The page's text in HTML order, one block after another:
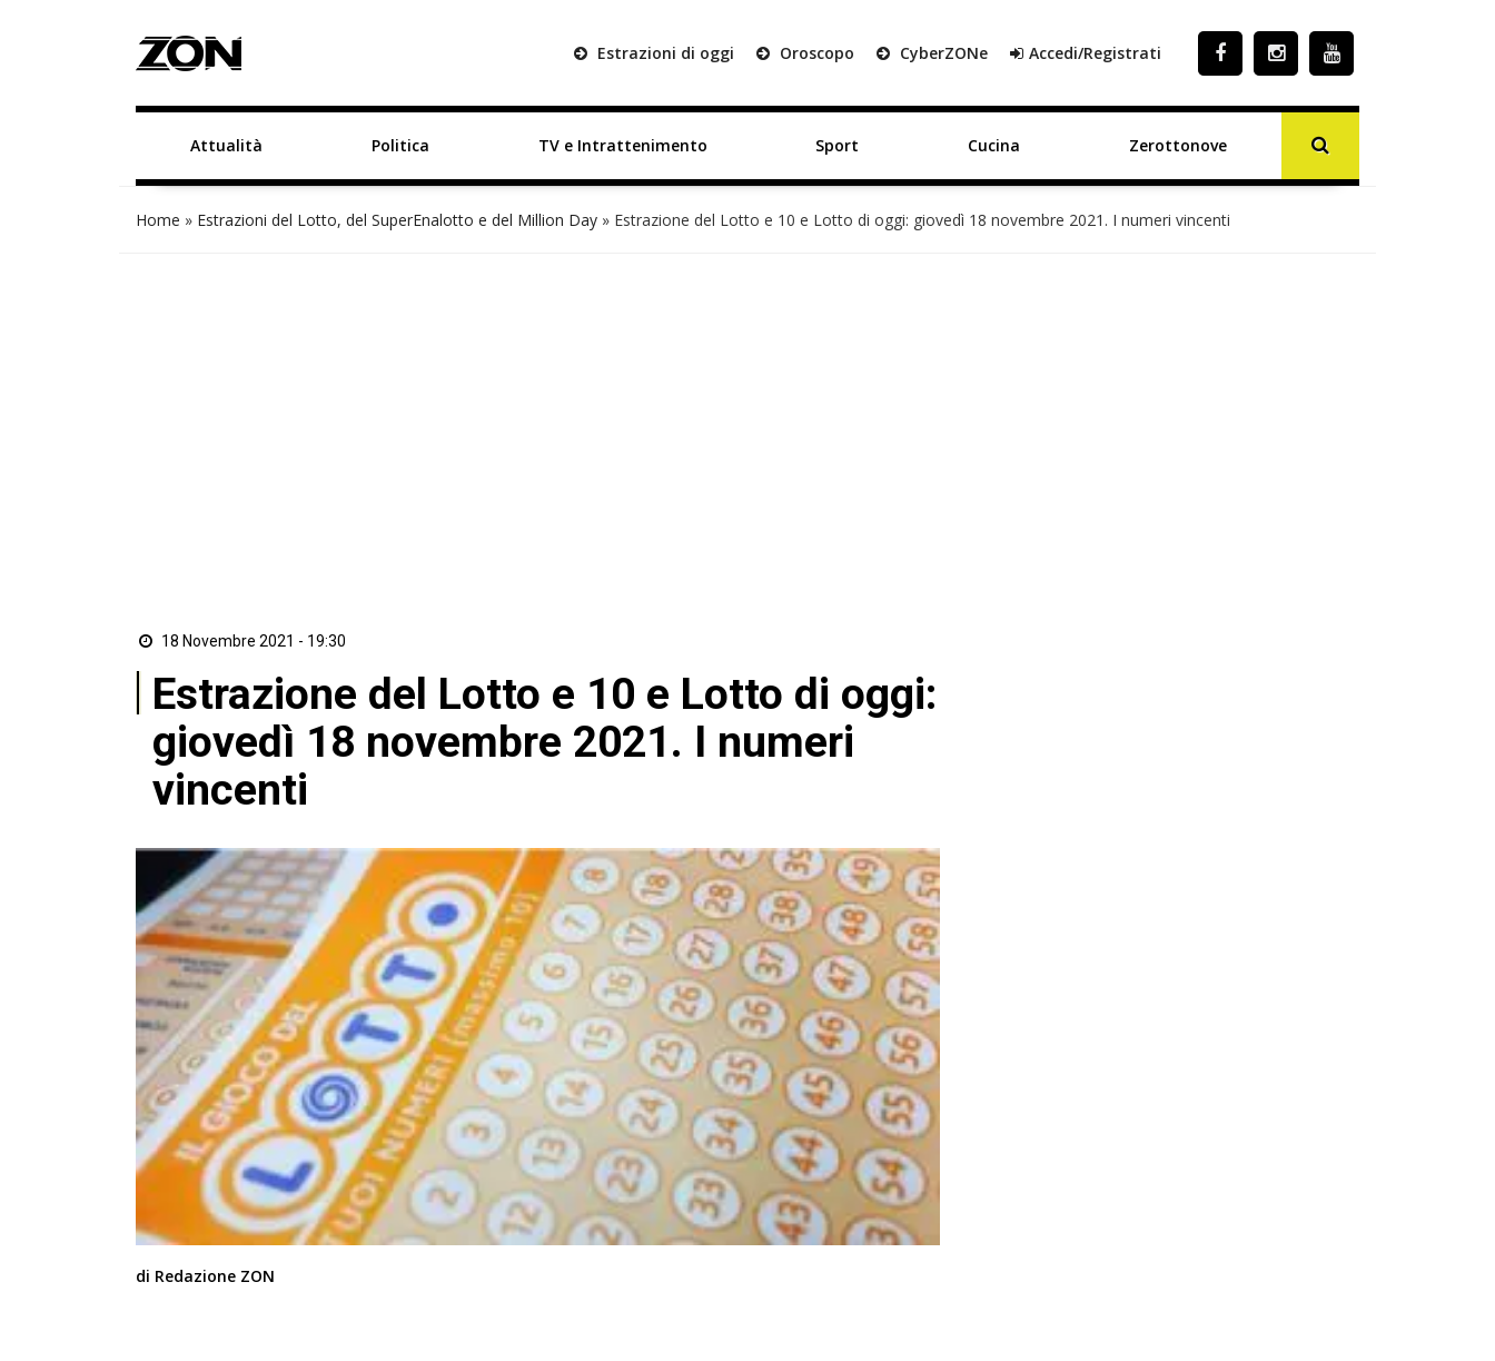
Estrazioni di oggi Oroscopo CyberZONe Accedi/Registrati
Attualità Politica TV e Intrattenimento Sport Cucina Zerottonove
Home » Estrazioni del Lotto, del SuperEnalotto e del Million Day » Estrazione del Lotto e 10 e Lotto di oggi: giovedì 18 novembre 2021. I numeri vincenti
18 Novembre 2021 - 19:30
Estrazione del Lotto e 10 e Lotto di oggi:
giovedì 18 novembre 2021. I numeri
vincenti
di Redazione ZON